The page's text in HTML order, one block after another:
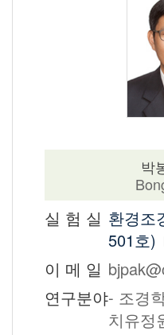
박
실 험 실 환경조
501호)
이 메 일
연구분야- 조경
치유정